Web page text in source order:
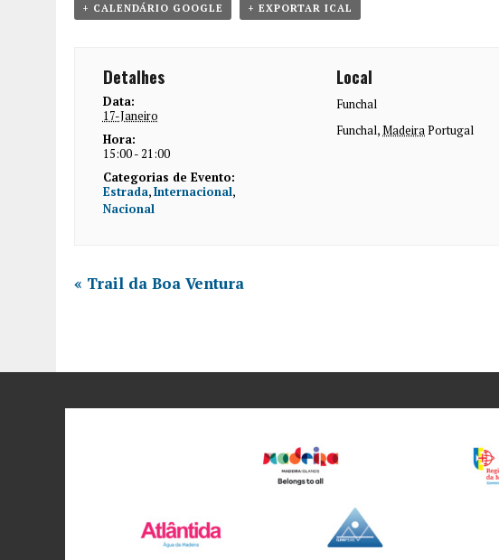
+ CALENDÁRIO GOOGLE + EXPORTAR ICAL
Detalhes
Data:
17-Janeiro
Hora:
15:00 - 21:00
Categorias de Evento:
Estrada,Internacional,
Nacional
Local
Funchal
Funchal,Madeira Portugal
« Trail da Boa Ventura